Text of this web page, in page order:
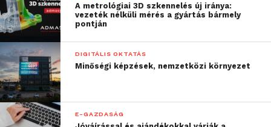
A metrológiai 3D szkennelés új iránya:
vezeték nélküli mérés a gyártás bármely
pontján
DIGITÁLIS OKTATÁS
Minőségi képzések, nemzetközi környezet
E-GAZDASÁG